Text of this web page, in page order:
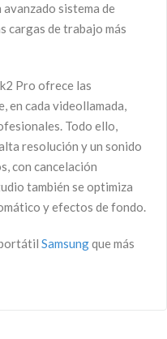
sistema de
cargas de trabajo más
Pro ofrece las
en cada videollamada,
Todo ello,
resolución y un sonido
con cancelación
también se optimiza
y efectos de fondo.
Samsungque más